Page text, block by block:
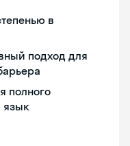
в
подход для
полного
язык